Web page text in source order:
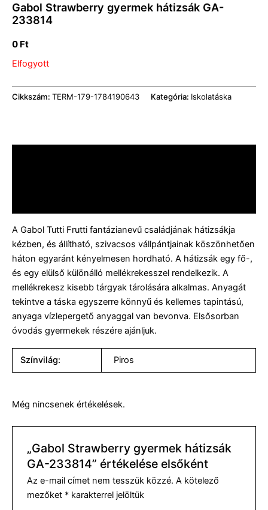
Gabol Strawberry gyermek hátizsák GA-
233814
0 Ft
Elfogyott
Cikkszám: TERM-179-1784190643 Kategória: Iskolatáska
A Gabol Tutti Frutti fantázianevű családjának hátizsákja
kézben, és állítható, szivacsos vállpántjainak köszönhetően
háton egyaránt kényelmesen hordható. A hátizsák egy fő-,
és egy elülső különálló mellékrekesszel rendelkezik. A
mellékrekesz kisebb tárgyak tárolására alkalmas. Anyagát
tekintve a táska egyszerre könnyű és kellemes tapintású,
anyaga vízlepergető anyaggal van bevonva. Elsősorban
óvodás gyermekek részére ajánljuk.
Színvilág: Piros
Még nincsenek értékelések.
„Gabol Strawberry gyermek hátizsák
GA-233814” értékelése elsőként
Az e-mail címet nem tesszük közzé. A kötelező
mezőket * karakterrel jelöltük